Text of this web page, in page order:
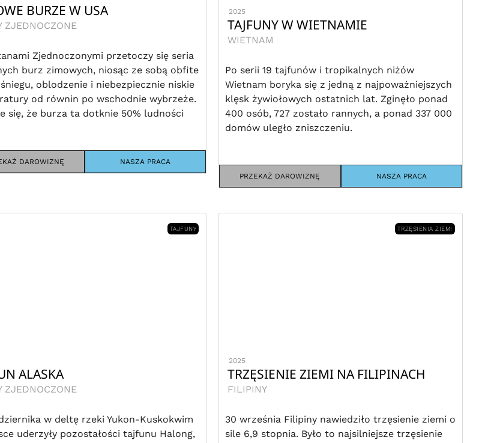
BURZE W USA
ZJEDNOCZONE
Zjednoczonymi przetoczy się seria
burz zimowych, niosąc ze sobą obfite
oblodzenie i niebezpiecznie niskie
od równin po wschodnie wybrzeże.
się, że burza ta dotknie 50% ludności
DAROWIZNĘ NASZA PRACA
2025
TAJFUNY W WIETNAMIE
WIETNAM
Po serii 19 tajfunów i tropikalnych niżów
Wietnam boryka się z jedną z najpoważniejszych
klęsk żywiołowych ostatnich lat. Zginęło ponad
400 osób, 727 zostało rannych, a ponad 337 000
domów uległo zniszczeniu.
PRZEKAŻ DAROWIZNĘ NASZA PRACA
TAJFUNY
ALASKA
ZJEDNOCZONE
w deltę rzeki Yukon-Kuskokwim
uderzyły pozostałości tajfunu Halong,
TRZĘSIENIA ZIEMI
2025
TRZĘSIENIE ZIEMI NA FILIPINACH
FILIPINY
30 września Filipiny nawiedziło trzęsienie ziemi o
sile 6,9 stopnia. Było to najsilniejsze trzęsienie